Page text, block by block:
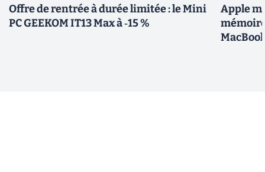
Offre de rentrée à durée limitée : le Mini
PC GEEKOM IT13 Max à ‑15 %
Apple